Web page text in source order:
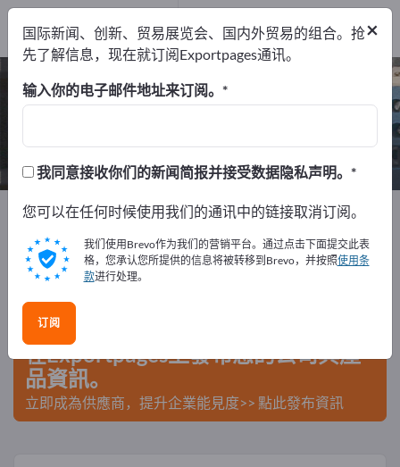
烷基酚 – 查找制造商和供应商
2 1 1
制造商1
服务提供商1
Exportpages 电气工程 激光技术
激光系统
烷基酚
在Exportpages免費刊登廣告！
需求 – 供應 – 二手商品 – 商業聯繫 >> 由此開始
在Exportpages上發布您的公司與產
品資訊。
立即成為供應商，提升企業能見度>> 點此發布資訊
×
国际新闻、创新、贸易展览会、国内外贸易的组合。抢
先了解信息，现在就订阅Exportpages通讯。
输入你的电子邮件地址来订阅。
我同意接收你们的新闻简报并接受数据隐私声明。
您可以在任何时候使用我们的通讯中的链接取消订阅。
我们使用Brevo作为我们的营销平台。通过点击下面提交此表
格，您承认您所提供的信息将被转移到Brevo，并按照使用条
款进行处理。
订阅